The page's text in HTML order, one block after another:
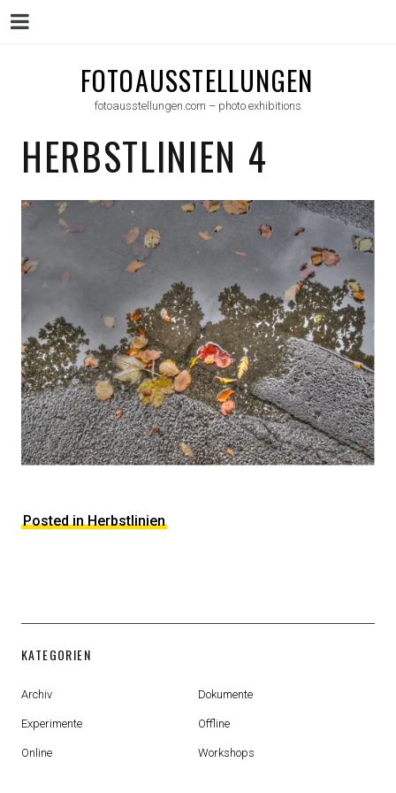
FOTOAUSSTELLUNGEN
fotoausstellungen.com – photo exhibitions
HERBSTLINIEN 4
Posted in Herbstlinien
KATEGORIEN
Archiv Dokumente
Experimente Offline
Online Workshops
Menu